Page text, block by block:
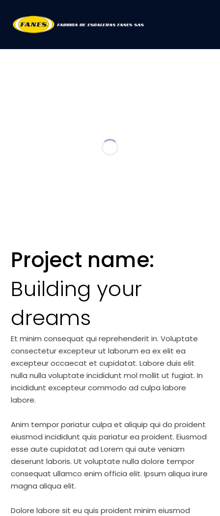
Project name:
Building your
dreams
Et minim consequat qui reprehenderit in. Voluptate
consectetur excepteur ut laborum ea ex elit ea
excepteur occaecat et cupidatat. Labore duis elit
nulla nulla voluptate incididunt mol mollit ut fugiat. In
incididunt excepteur commodo ad culpa labore
labore.
Anim tempor pariatur culpa et aliquip qui do proident
eiusmod incididunt quis pariatur ea proident. Eiusmod
esse aute cupidatat ad Lorem qui aute veniam
deserunt laboris. Ut voluptate nulla dolore tempor
consequat ullamco enim officia elit. Ipsum aliqua irure
magna aliqua elit.
Dolore labore sit eu quis proident minim eiusmod